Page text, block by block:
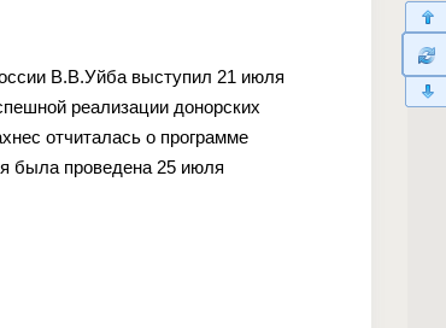
В.В.Уйба выступил 21 июля
реализации донорских
отчиталась о программе
была проведена 25 июля